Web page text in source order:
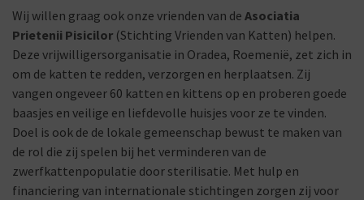
Wij willen graag ook onze vrienden van de Asociatia
Prietenii Pisicilor (Stichting Vrienden van Katten) helpen.
Deze vrijwilligersorganisatie in Oradea, Roemenië, zet zich in
om de katten te redden, verzorgen en herplaatsen. Zij
vangen ongeveer 60 katten en kittens op en proberen goede
baasjes en veilige en liefdevolle huisjes voor ze te vinden.
Doel is ook de de lokale gemeenschap bewust te maken van
de rol die zij spelen bij het verminderen van de
zwerfkattenpopulatie door sterilisatie. Met hulp en
financiering van internationale stichtingen zorgen zij voor